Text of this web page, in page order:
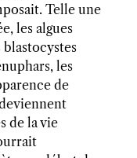
Telle une
les algues
blastocystes
les
de
de la vie